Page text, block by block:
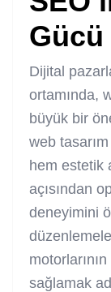
Gücü
Dijital
ortamında,
büyük bir
web
hem estetik
açısından
deneyimini
sağlamak